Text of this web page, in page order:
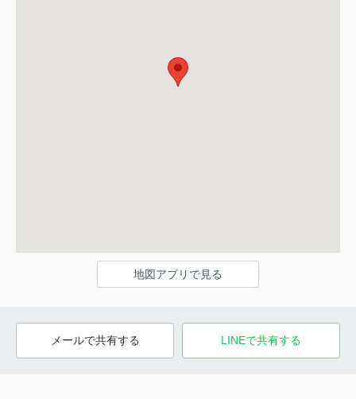
地図アプリで見る
メールで共有する LINEで共有する